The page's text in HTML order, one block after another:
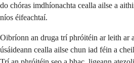
do chóras imdhíonachta cealla ailse a
níos éifeachtaí.
Oibríonn an druga trí phróitéin ar leith ar
úsáideann cealla ailse chun iad féin a